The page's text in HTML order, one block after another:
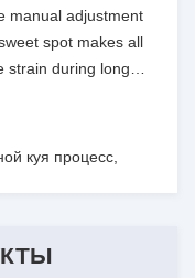
manual adjustment
spot makes all
strain during long
IPD correctly. The
Pico 4's
куя процесс